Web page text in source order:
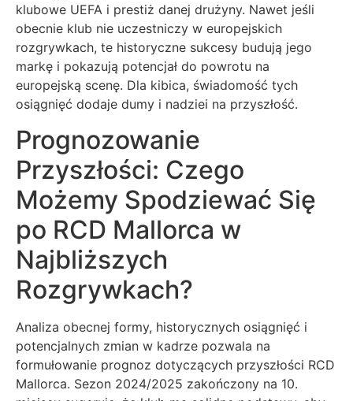
klubowe UEFA i prestiż danej drużyny. Nawet jeśli
obecnie klub nie uczestniczy w europejskich
rozgrywkach, te historyczne sukcesy budują jego
markę i pokazują potencjał do powrotu na
europejską scenę. Dla kibica, świadomość tych
osiągnięć dodaje dumy i nadziei na przyszłość.
Prognozowanie
Przyszłości: Czego
Możemy Spodziewać Się
po RCD Mallorca w
Najbliższych
Rozgrywkach?
Analiza obecnej formy, historycznych osiągnięć i
potencjalnych zmian w kadrze pozwala na
formułowanie prognoz dotyczących przyszłości RCD
Mallorca. Sezon 2024/2025 zakończony na 10.